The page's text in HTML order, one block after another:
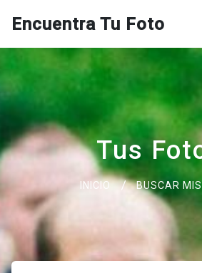
Encuentra Tu Foto
Tus
INICIO BUSCAR